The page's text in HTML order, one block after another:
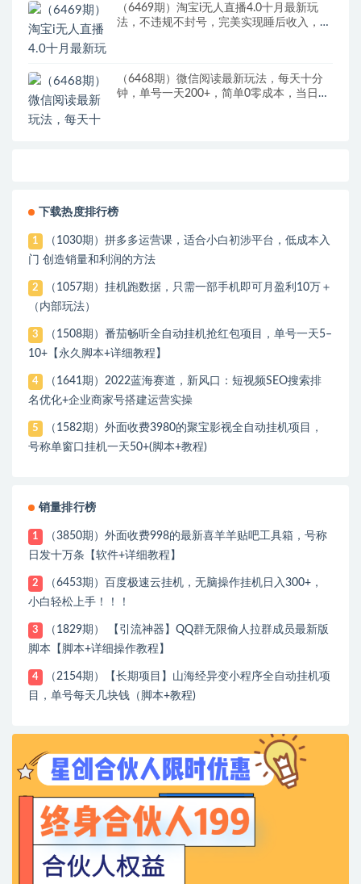
（6469期）淘宝i无人直播4.0十月最新玩
法，不违规不封号，完美实现睡后收入，日
（6468期）微信阅读最新玩法，每天十分
钟，单号一天200+，简单0零成本，当日提
下载热度排行榜
1
（1030期）拼多多运营课，适合小白初涉平台，低成本入
门 创造销量和利润的方法
2
（1057期）挂机跑数据，只需一部手机即可月盈利10万＋
（内部玩法）
3
（1508期）番茄畅听全自动挂机抢红包项目，单号一天5–
10+【永久脚本+详细教程】
4
（1641期）2022蓝海赛道，新风口：短视频SEO搜索排
名优化+企业商家号搭建运营实操
5
（1582期）外面收费3980的聚宝影视全自动挂机项目，
号称单窗口挂机一天50+(脚本+教程)
销量排行榜
1
（3850期）外面收费998的最新喜羊羊贴吧工具箱，号称
日发十万条【软件+详细教程】
2
（6453期）百度极速云挂机，无脑操作挂机日入300+，
小白轻松上手！！！
3
（1829期） 【引流神器】QQ群无限偷人拉群成员最新版
脚本【脚本+详细操作教程】
4
（2154期）【长期项目】山海经异变小程序全自动挂机项
目，单号每天几块钱（脚本+教程)